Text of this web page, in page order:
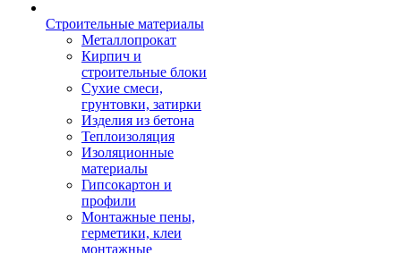
Строительные материалы
Металлопрокат
Кирпич и
строительные блоки
Сухие смеси,
грунтовки, затирки
Изделия из бетона
Теплоизоляция
Изоляционные
материалы
Гипсокартон и
профили
Монтажные пены,
герметики, клеи
монтажные